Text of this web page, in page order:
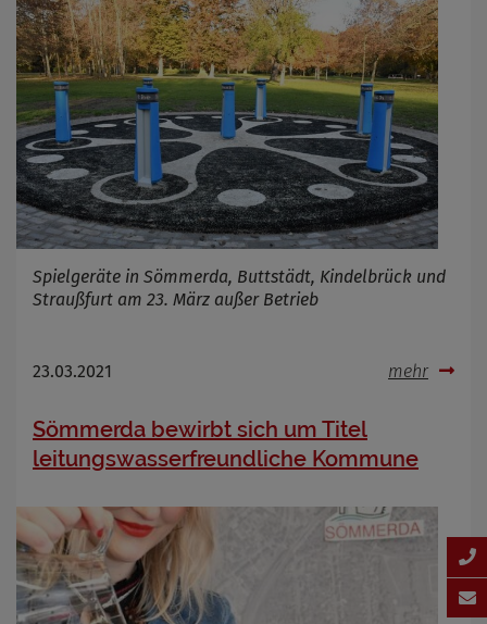
Spielgeräte in Sömmerda, Buttstädt, Kindelbrück und
Straußfurt am 23. März außer Betrieb
23.03.2021 mehr
Sömmerda bewirbt sich um Titel
leitungswasserfreundliche Kommune